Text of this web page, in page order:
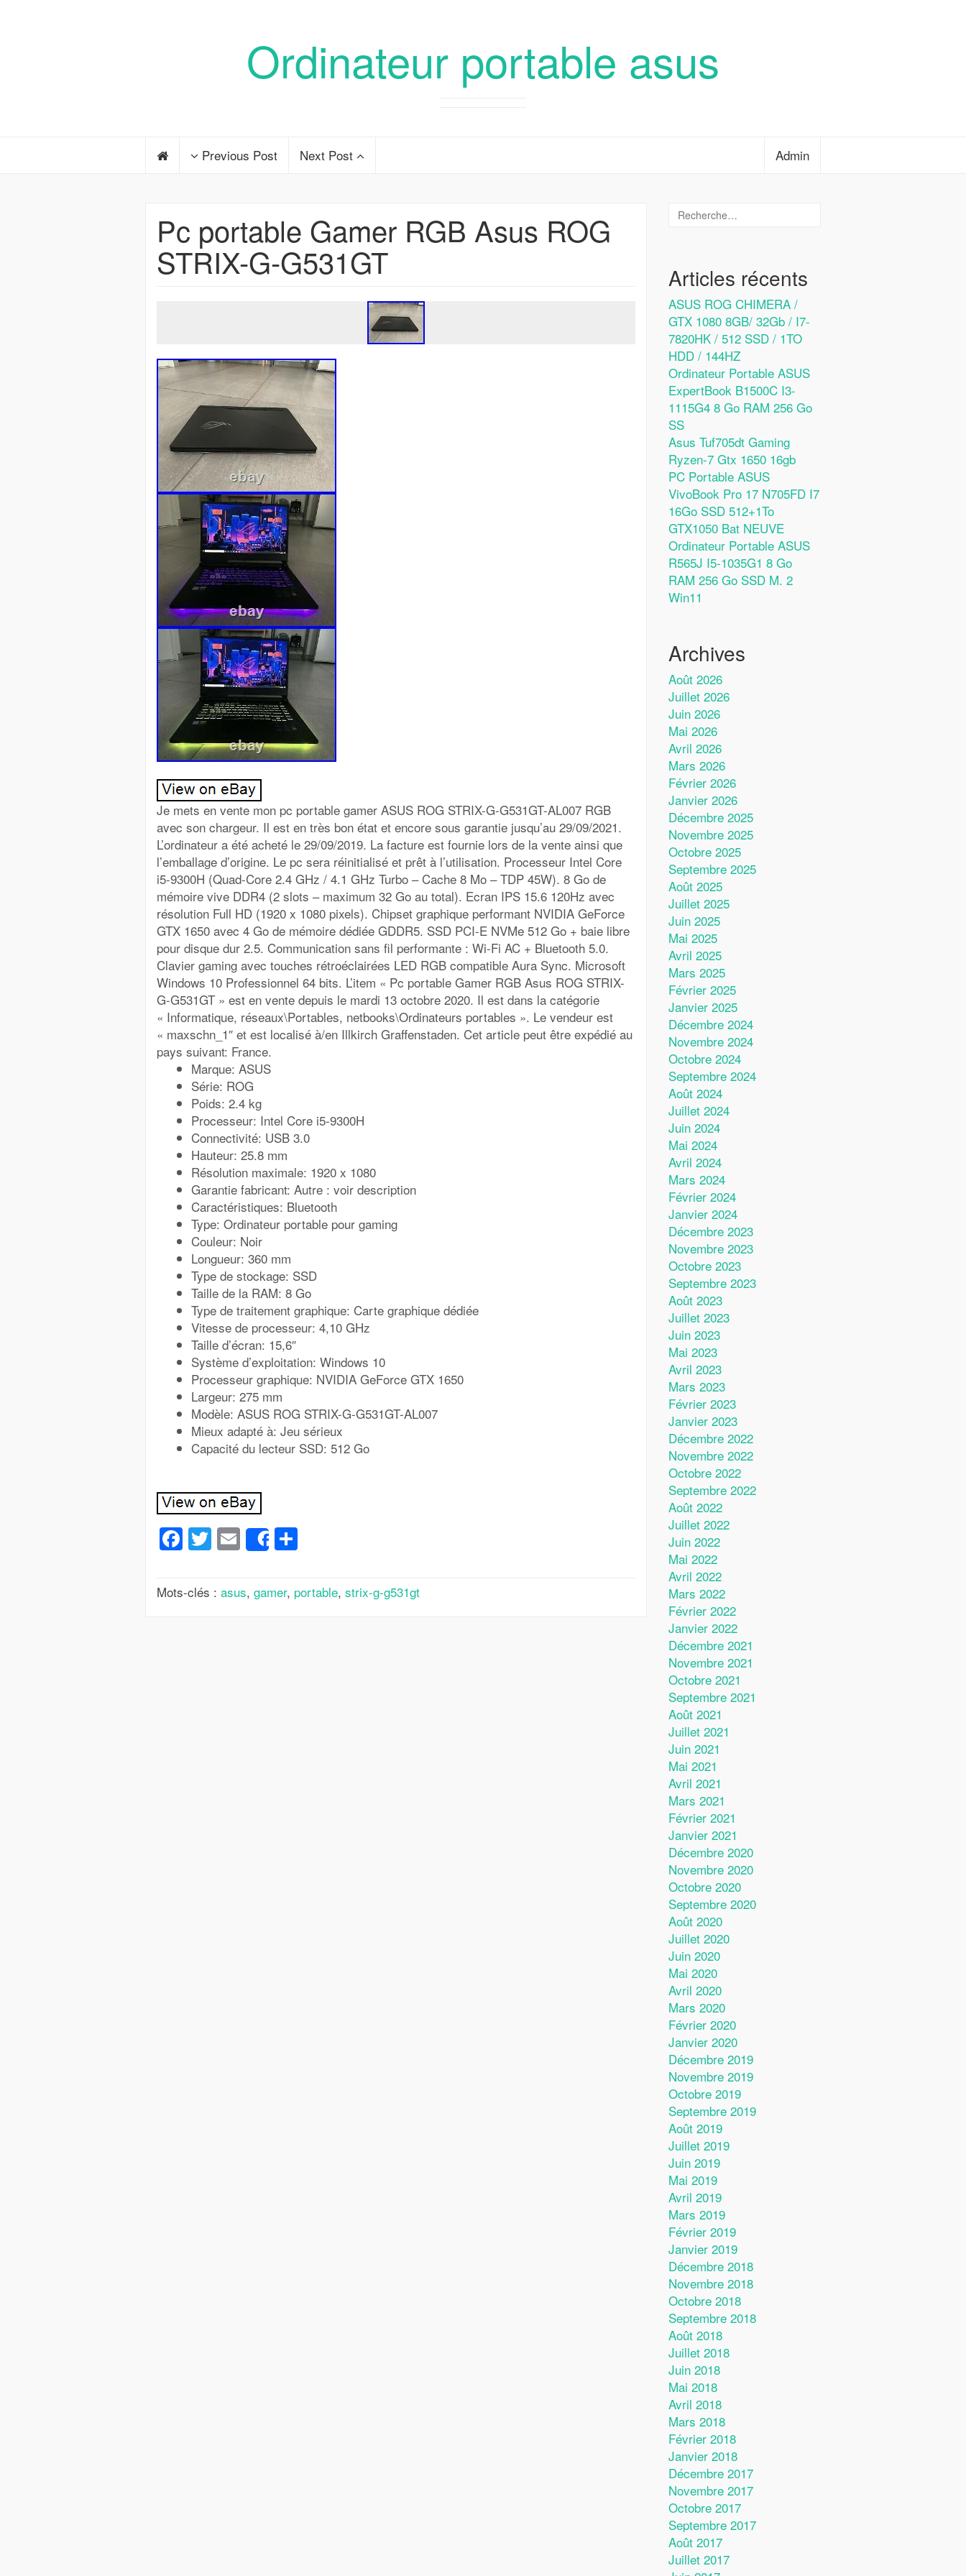
Ordinateur portable asus
Previous Post Next Post Admin
Pc portable Gamer RGB Asus ROG
STRIX-G-G531GT
Je mets en vente mon pc portable gamer ASUS ROG STRIX-G-G531GT-AL007 RGB
avec son chargeur. Il est en très bon état et encore sous garantie jusqu’au 29/09/2021.
L’ordinateur a été acheté le 29/09/2019. La facture est fournie lors de la vente ainsi que
l’emballage d’origine. Le pc sera réinitialisé et prêt à l’utilisation. Processeur Intel Core
i5-9300H (Quad-Core 2.4 GHz / 4.1 GHz Turbo – Cache 8 Mo – TDP 45W). 8 Go de
mémoire vive DDR4 (2 slots – maximum 32 Go au total). Ecran IPS 15.6 120Hz avec
résolution Full HD (1920 x 1080 pixels). Chipset graphique performant NVIDIA GeForce
GTX 1650 avec 4 Go de mémoire dédiée GDDR5. SSD PCI-E NVMe 512 Go + baie libre
pour disque dur 2.5. Communication sans fil performante : Wi-Fi AC + Bluetooth 5.0.
Clavier gaming avec touches rétroéclairées LED RGB compatible Aura Sync. Microsoft
Windows 10 Professionnel 64 bits. L’item « Pc portable Gamer RGB Asus ROG STRIX-
G-G531GT » est en vente depuis le mardi 13 octobre 2020. Il est dans la catégorie
« Informatique, réseaux\Portables, netbooks\Ordinateurs portables ». Le vendeur est
« maxschn_1″ et est localisé à/en Illkirch Graffenstaden. Cet article peut être expédié au
pays suivant: France.
Marque: ASUS
Série: ROG
Poids: 2.4 kg
Processeur: Intel Core i5-9300H
Connectivité: USB 3.0
Hauteur: 25.8 mm
Résolution maximale: 1920 x 1080
Garantie fabricant: Autre : voir description
Caractéristiques: Bluetooth
Type: Ordinateur portable pour gaming
Couleur: Noir
Longueur: 360 mm
Type de stockage: SSD
Taille de la RAM: 8 Go
Type de traitement graphique: Carte graphique dédiée
Vitesse de processeur: 4,10 GHz
Taille d’écran: 15,6″
Système d’exploitation: Windows 10
Processeur graphique: NVIDIA GeForce GTX 1650
Largeur: 275 mm
Modèle: ASUS ROG STRIX-G-G531GT-AL007
Mieux adapté à: Jeu sérieux
Capacité du lecteur SSD: 512 Go
Facebook
Twitter
Email
Share
Mots-clés : asus, gamer, portable, strix-g-g531gt
Articles récents
ASUS ROG CHIMERA /
GTX 1080 8GB/ 32Gb / I7-
7820HK / 512 SSD / 1TO
HDD / 144HZ
Ordinateur Portable ASUS
ExpertBook B1500C I3-
1115G4 8 Go RAM 256 Go
SS
Asus Tuf705dt Gaming
Ryzen-7 Gtx 1650 16gb
PC Portable ASUS
VivoBook Pro 17 N705FD I7
16Go SSD 512+1To
GTX1050 Bat NEUVE
Ordinateur Portable ASUS
R565J I5-1035G1 8 Go
RAM 256 Go SSD M. 2
Win11
Archives
Août 2026
Juillet 2026
Juin 2026
Mai 2026
Avril 2026
Mars 2026
Février 2026
Janvier 2026
Décembre 2025
Novembre 2025
Octobre 2025
Septembre 2025
Août 2025
Juillet 2025
Juin 2025
Mai 2025
Avril 2025
Mars 2025
Février 2025
Janvier 2025
Décembre 2024
Novembre 2024
Octobre 2024
Septembre 2024
Août 2024
Juillet 2024
Juin 2024
Mai 2024
Avril 2024
Mars 2024
Février 2024
Janvier 2024
Décembre 2023
Novembre 2023
Octobre 2023
Septembre 2023
Août 2023
Juillet 2023
Juin 2023
Mai 2023
Avril 2023
Mars 2023
Février 2023
Janvier 2023
Décembre 2022
Novembre 2022
Octobre 2022
Septembre 2022
Août 2022
Juillet 2022
Juin 2022
Mai 2022
Avril 2022
Mars 2022
Février 2022
Janvier 2022
Décembre 2021
Novembre 2021
Octobre 2021
Septembre 2021
Août 2021
Juillet 2021
Juin 2021
Mai 2021
Avril 2021
Mars 2021
Février 2021
Janvier 2021
Décembre 2020
Novembre 2020
Octobre 2020
Septembre 2020
Août 2020
Juillet 2020
Juin 2020
Mai 2020
Avril 2020
Mars 2020
Février 2020
Janvier 2020
Décembre 2019
Novembre 2019
Octobre 2019
Septembre 2019
Août 2019
Juillet 2019
Juin 2019
Mai 2019
Avril 2019
Mars 2019
Février 2019
Janvier 2019
Décembre 2018
Novembre 2018
Octobre 2018
Septembre 2018
Août 2018
Juillet 2018
Juin 2018
Mai 2018
Avril 2018
Mars 2018
Février 2018
Janvier 2018
Décembre 2017
Novembre 2017
Octobre 2017
Septembre 2017
Août 2017
Juillet 2017